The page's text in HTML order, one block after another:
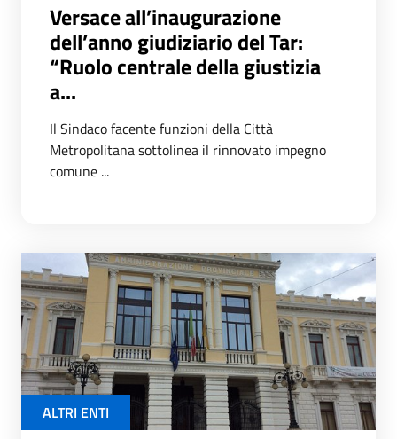
Versace all’inaugurazione
dell’anno giudiziario del Tar:
“Ruolo centrale della giustizia
a...
Il Sindaco facente funzioni della Città
Metropolitana sottolinea il rinnovato impegno
comune ...
ALTRI ENTI